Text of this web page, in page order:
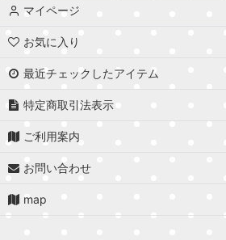
マイページ
お気に入り
最近チェックしたアイテム
特定商取引法表示
ご利用案内
お問い合わせ
map